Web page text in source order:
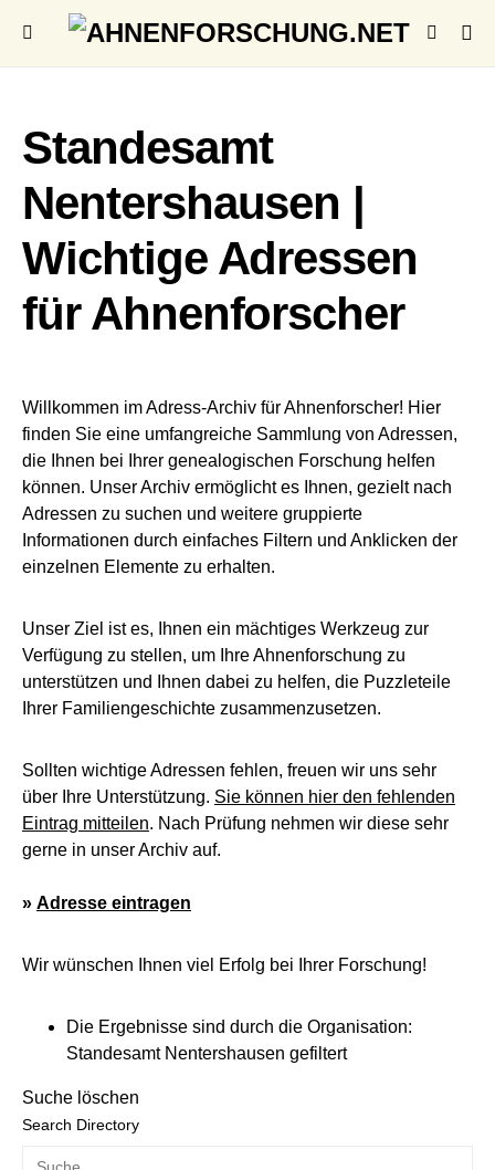
Standesamt
Nentershausen |
Wichtige Adressen
für Ahnenforscher
Willkommen im Adress-Archiv für Ahnenforscher! Hier
finden Sie eine umfangreiche Sammlung von Adressen,
die Ihnen bei Ihrer genealogischen Forschung helfen
können. Unser Archiv ermöglicht es Ihnen, gezielt nach
Adressen zu suchen und weitere gruppierte
Informationen durch einfaches Filtern und Anklicken der
einzelnen Elemente zu erhalten.
Unser Ziel ist es, Ihnen ein mächtiges Werkzeug zur
Verfügung zu stellen, um Ihre Ahnenforschung zu
unterstützen und Ihnen dabei zu helfen, die Puzzleteile
Ihrer Familiengeschichte zusammenzusetzen.
Sollten wichtige Adressen fehlen, freuen wir uns sehr
über Ihre Unterstützung. Sie können hier den fehlenden
Eintrag mitteilen. Nach Prüfung nehmen wir diese sehr
gerne in unser Archiv auf.
» Adresse eintragen
Wir wünschen Ihnen viel Erfolg bei Ihrer Forschung!
Die Ergebnisse sind durch die Organisation:
Standesamt Nentershausen gefiltert
Suche löschen
Search Directory